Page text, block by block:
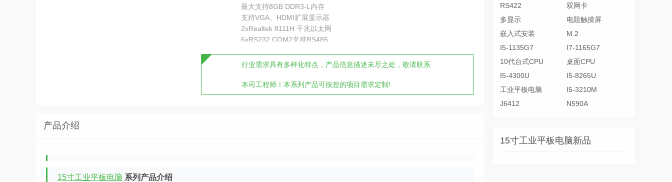
最大支持8GB DDR3-L内存
支持VGA、HDMI扩展显示器
2xRealtek 8111H 千兆以太网
6xRS232,COM2支持RS485
行业需求具有多样化特点，产品信息描述未尽之处，敬请联系
本司工程师！本系列产品可按您的项目需求定制!
产品介绍
15寸工业平板电脑 系列产品介绍
RS422
双网卡
多显示
电阻触摸屏
嵌入式安装
M.2
I5-1135G7
I7-1165G7
10代台式CPU
桌面CPU
I5-4300U
I5-8265U
工业平板电脑
I5-3210M
J6412
N590A
15寸工业平板电脑新品